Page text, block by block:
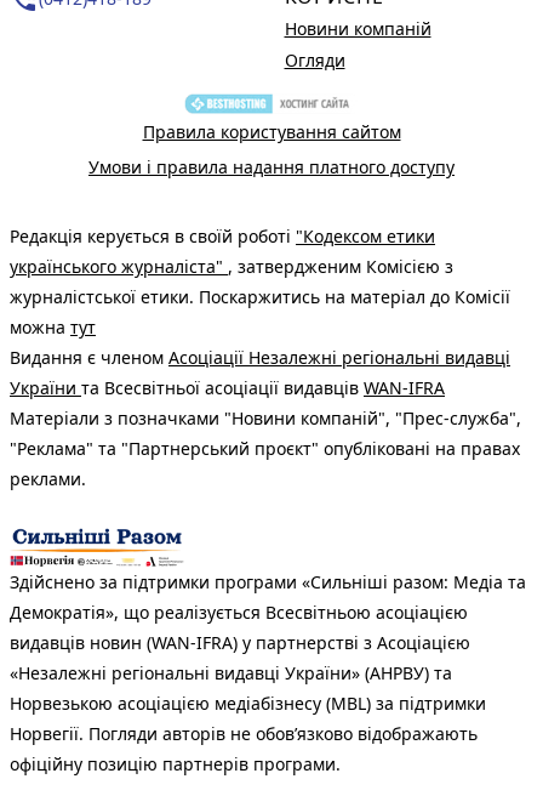
Новини компаній
Огляди
Правила користування сайтом
Умови і правила надання платного доступу
Редакція керується в своїй роботі "Кодексом етики
українського журналіста" , затвердженим Комісією з
журналістської етики. Поскаржитись на матеріал до Комісії
можна тут
Видання є членом Асоціації Незалежні регіональні видавці
України та Всесвітньої асоціації видавців WAN-IFRA
Матеріали з позначками "Новини компаній", "Прес-служба",
"Реклама" та "Партнерський проєкт" опубліковані на правах
реклами.
Здійснено за підтримки програми «Сильніші разом: Медіа та
Демократія», що реалізується Всесвітньою асоціацією
видавців новин (WAN-IFRA) у партнерстві з Асоціацією
«Незалежні регіональні видавці України» (АНРВУ) та
Норвезькою асоціацією медіабізнесу (MBL) за підтримки
Норвегії. Погляди авторів не обов’язково відображають
офіційну позицію партнерів програми.